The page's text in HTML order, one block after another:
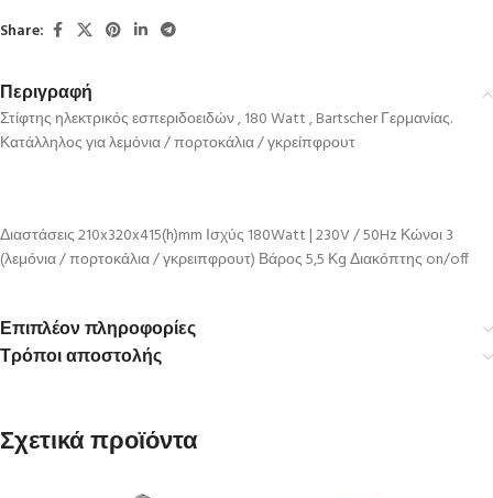
Share:
Περιγραφή
Στίφτης ηλεκτρικός εσπεριδοειδών , 180 Watt , Bartscher Γερμανίας.
Κατάλληλος για λεμόνια / πορτοκάλια / γκρείπφρουτ
Διαστάσεις 210x320x415(h)mm Ισχύς 180Watt | 230V / 50Hz Κώνοι 3
(λεμόνια / πορτοκάλια / γκρειπφρουτ) Βάρος 5,5 Κg Διακόπτης on/off
Επιπλέον πληροφορίες
Τρόποι αποστολής
Σχετικά προϊόντα